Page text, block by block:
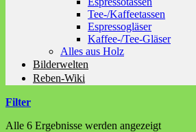
Tee-/Kaffeetassen
Espressogläser
Kaffee-/Tee-Gläser
Alles aus Holz
Bilderwelten
Reben-Wiki
Filter
Alle 6 Ergebnisse werden angezeigt